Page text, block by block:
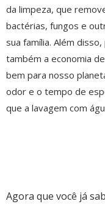
da limpeza, que
bactérias, fungos e
sua família. Além
também a economia
bem para nosso
odor e o tempo de
que a lavagem com
Agora que você já